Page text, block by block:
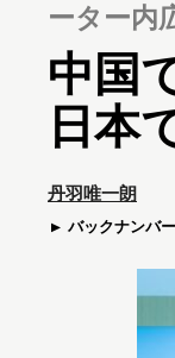
ーター内
中国
日本
丹羽唯一朗
バックナンバー